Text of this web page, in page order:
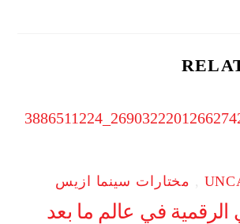
, مختارات سينما ازيس
الرقمية في عالم ما بعد